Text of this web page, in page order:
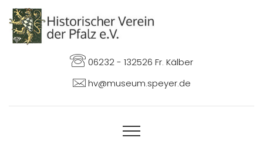
06232 - 132526 Fr. Kälber
hv@museum.speyer.de